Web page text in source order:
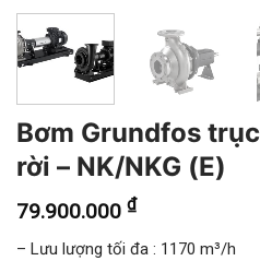
Bơm Grundfos
rời – NK/NKG (E)
79.900.000 ₫
– Lưu lượng tối đa : 1170 m³/h